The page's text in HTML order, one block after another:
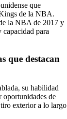
que
de la NBA.
la NBA de 2017 y
para
que destacan
su habilidad
oportunidades de
exterior a lo largo